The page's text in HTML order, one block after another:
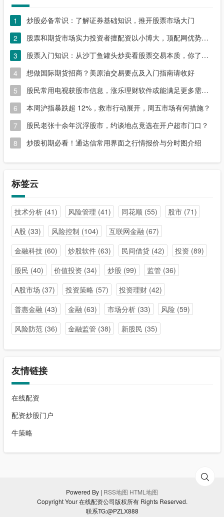
1
炒股必备常识：了解证券基础知识，推开股票市场大门
2
股票和期货市场实力投资者擅配资以小博大，顶配网优势尽显
3
股票入门知识：从沙丁鱼罐头炒卖看股票交易本质，你了解吗？
4
想做国际期货招商？美原油交易要点及入门指南请收好
5
股民常用电视获股市信息，涨乐理财软件或能满足更多需求？
6
本周沪指暴跌超 12%，救市行动展开，周五市场有何措施？
7
股民老张十余年沉浮股市，约谈地点竟选在开户超市门口？
8
炒股初期必看！通达信常用界面之行情报价与分时图介绍
标签云
技术分析(41) 风险管理 (41) 同花顺(55) 股市(71)
A股 (33) 风险控制 (104) 互联网金融 (67)
金融科技(60) 炒股软件(63) 民间借贷(42) 投资 (89)
股民 (40) 价值投资 (34) 炒股 (99) 监管 (36)
A股市场 (37) 投资策略 (57) 投资理财(42)
普惠金融 (43) 金融 (63) 市场分析(33) 风险(59)
风险防范(36) 金融监管 (38) 新股民 (35)
友情链接
在线配资
配资炒股门户
牛策略
Powered By | RSS地图 HTML地图
Copyright Your 在线配资公司版权所有 Rights Reserved.
联系TG:@PZLX888